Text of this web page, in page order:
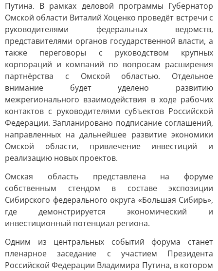
Путина. В рамках деловой программы Губернатор
Омской области Виталий Хоценко проведёт встречи с
руководителями федеральных ведомств,
представителями органов государственной власти, а
также переговоры с руководством крупных
корпораций и компаний по вопросам расширения
партнёрства с Омской областью. Отдельное
внимание будет уделено развитию
межрегионального взаимодействия в ходе рабочих
контактов с руководителями субъектов Российской
Федерации. Запланировано подписание соглашений,
направленных на дальнейшее развитие экономики
Омской области, привлечение инвестиций и
реализацию новых проектов.
Омская область представлена на форуме
собственным стендом в составе экспозиции
Сибирского федерального округа «Большая Сибирь»,
где демонстрируется экономический и
инвестиционный потенциал региона.
Одним из центральных событий форума станет
пленарное заседание с участием Президента
Российской Федерации Владимира Путина, в котором